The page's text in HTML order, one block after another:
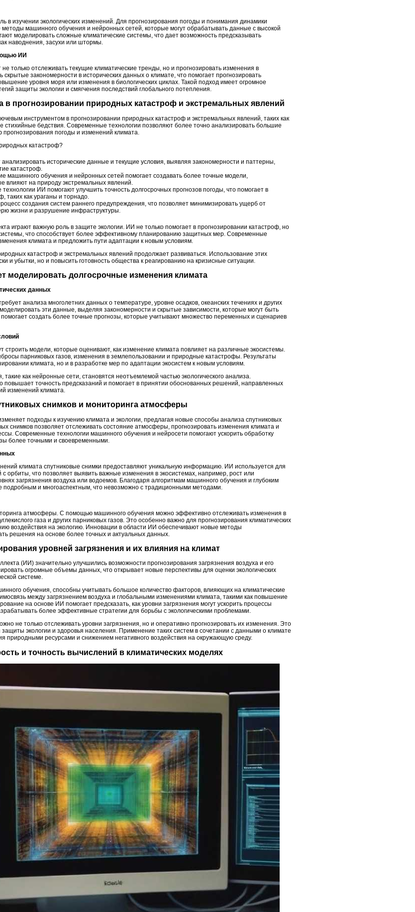
в изучении экологических изменений. Для прогнозирования погоды и понимания динамики
машинного обучения и нейронных сетей, которые могут обрабатывать данные с высокой
моделировать сложные климатические системы, что дает возможность предсказывать
наводнения, засухи или штормы.
ИИ
только отслеживать текущие климатические тренды, но и прогнозировать изменения в
закономерности в исторических данных о климате, что помогает прогнозировать
уровня моря или изменения в биологических циклах. Такой подход имеет огромное
защиты экологии и смягчения последствий глобального потепления.
в прогнозировании природных катастроф и экстремальных явлений
инструментом в прогнозировании природных катастроф и экстремальных явлений, таких как
стихийные бедствия. Современные технологии позволяют более точно анализировать большие
погоды и изменений климата.
катастроф?
исторические данные и текущие условия, выявляя закономерности и паттерны,
катастроф.
машинного обучения и нейронных сетей помогает создавать более точные модели,
на природу экстремальных явлений.
ИИ помогают улучшить точность долгосрочных прогнозов погоды, что помогает в
таких как ураганы и торнадо.
создания систем раннего предупреждения, что позволяет минимизировать ущерб от
жизни и разрушение инфраструктуры.
играют важную роль в защите экологии. ИИ не только помогает в прогнозировании катастроф, но
что способствует более эффективному планированию защитных мер. Современные
климата и предложить пути адаптации к новым условиям.
катастроф и экстремальных явлений продолжает развиваться. Использование этих
и убытки, но и повысить готовность общества к реагированию на кризисные ситуации.
моделировать долгосрочные изменения климата
данных
анализа многолетних данных о температуре, уровне осадков, океанских течениях и других
эти данные, выделяя закономерности и скрытые зависимости, которые могут быть
создать более точные прогнозы, которые учитывают множество переменных и сценариев
модели, которые оценивают, как изменение климата повлияет на различные экосистемы.
парниковых газов, изменения в землепользовании и природные катастрофы. Результаты
климата, но и в разработке мер по адаптации экосистем к новым условиям.
как нейронные сети, становятся неотъемлемой частью экологического анализа.
повышает точность предсказаний и помогает в принятии обоснованных решений, направленных
изменений климата.
снимков и мониторинга атмосферы
подходы к изучению климата и экологии, предлагая новые способы анализа спутниковых
снимков позволяет отслеживать состояние атмосферы, прогнозировать изменения климата и
Современные технологии машинного обучения и нейросети помогают ускорить обработку
более точными и своевременными.
климата спутниковые снимки предоставляют уникальную информацию. ИИ используется для
орбиты, что позволяет выявить важные изменения в экосистемах, например, рост или
загрязнения воздуха или водоемов. Благодаря алгоритмам машинного обучения и глубоким
подробным и многоаспектным, что невозможно с традиционными методами.
атмосферы. С помощью машинного обучения можно эффективно отслеживать изменения в
газа и других парниковых газов. Это особенно важно для прогнозирования климатических
воздействия на экологию. Инновации в области ИИ обеспечивают новые методы
решения на основе более точных и актуальных данных.
уровней загрязнения и их влияния на климат
(ИИ) значительно улучшились возможности прогнозирования загрязнения воздуха и его
огромные объемы данных, что открывает новые перспективы для оценки экологических
системе.
обучения, способны учитывать большое количество факторов, влияющих на климатические
между загрязнением воздуха и глобальными изменениями климата, такими как повышение
на основе ИИ помогает предсказать, как уровни загрязнения могут ускорить процессы
более эффективные стратегии для борьбы с экологическими проблемами.
не только отслеживать уровни загрязнения, но и оперативно прогнозировать их изменения. Это
экологии и здоровья населения. Применение таких систем в сочетании с данными о климате
природными ресурсами и снижением негативного воздействия на окружающую среду.
и точность вычислений в климатических моделях